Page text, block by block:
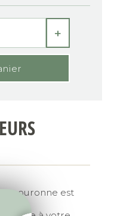
+
couronne est